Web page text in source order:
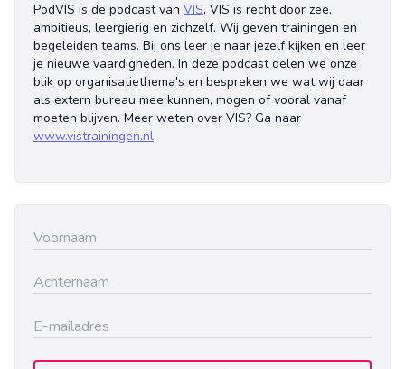
PodVIS is de podcast van VIS. VIS is recht door zee,
ambitieus, leergierig en zichzelf. Wij geven trainingen en
begeleiden teams. Bij ons leer je naar jezelf kijken en leer
je nieuwe vaardigheden. In deze podcast delen we onze
blik op organisatiethema's en bespreken we wat wij daar
als extern bureau mee kunnen, mogen of vooral vanaf
moeten blijven. Meer weten over VIS? Ga naar
www.vistrainingen.nl